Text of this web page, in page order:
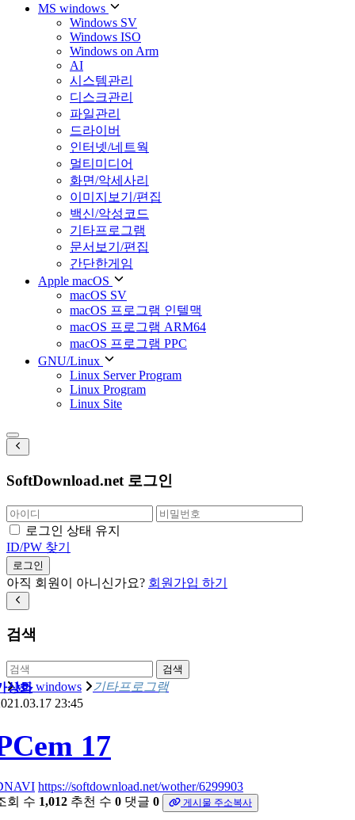
MS windows
Windows SV
Windows ISO
Windows on Arm
AI
시스템관리
디스크관리
파일관리
드라이버
인터넷/네트웍
멀티미디어
화면/악세사리
이미지보기/편집
백신/악성코드
기타프로그램
문서보기/편집
간단한게임
Apple macOS
macOS SV
macOS 프로그램 인텔맥
macOS 프로그램 ARM64
macOS 프로그램 PPC
GNU/Linux
Linux Server Program
Linux Program
Linux Site
SoftDownload.net 로그인
로그인 상태 유지
ID/PW 찾기
로그인
아직 회원이 아니신가요? 회원가입 하기
검색
검색
MS windows 기타프로그램
상화
23:45
17
https://softdownload.net/wother/6299903
회 수 1,012 추천 수 0 댓글 0 게시물 주소복사